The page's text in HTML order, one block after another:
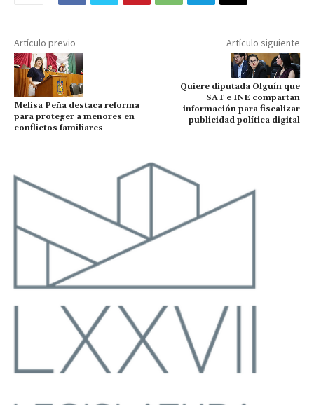
Artículo previo
Melisa Peña destaca reforma
para proteger a menores en
conflictos familiares
Artículo siguiente
Quiere diputada Olguín que
SAT e INE compartan
información para fiscalizar
publicidad política digital